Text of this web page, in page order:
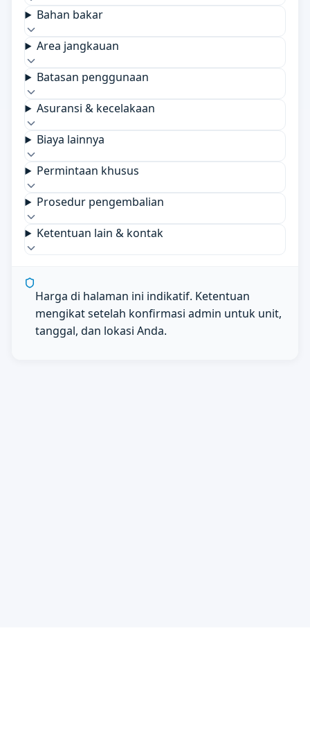
Bahan bakar
Area jangkauan
Batasan penggunaan
Asuransi & kecelakaan
Biaya lainnya
Permintaan khusus
Prosedur pengembalian
Ketentuan lain & kontak
Harga di halaman ini indikatif. Ketentuan
mengikat setelah konfirmasi admin untuk unit,
tanggal, dan lokasi Anda.